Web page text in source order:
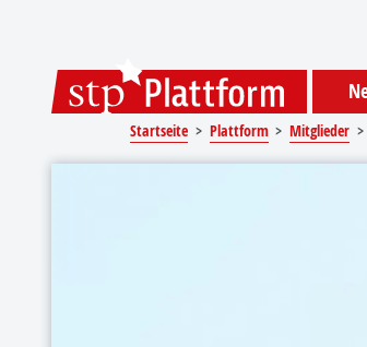
Startseite Plattform Mitglieder